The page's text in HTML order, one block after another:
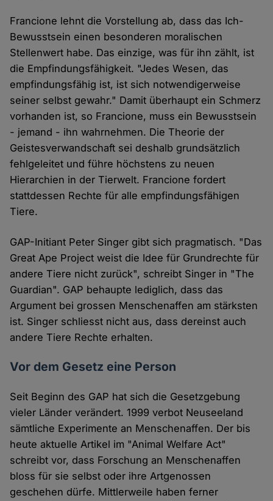
Francione lehnt die Vorstellung ab, dass das Ich-
Bewusstsein einen besonderen moralischen
Stellenwert habe. Das einzige, was für ihn zählt, ist
die Empfindungsfähigkeit. "Jedes Wesen, das
empfindungsfähig ist, ist sich notwendigerweise
seiner selbst gewahr." Damit überhaupt ein Schmerz
vorhanden ist, so Francione, muss ein Bewusstsein
- jemand - ihn wahrnehmen. Die Theorie der
Geistesverwandschaft sei deshalb grundsätzlich
fehlgeleitet und führe höchstens zu neuen
Hierarchien in der Tierwelt. Francione fordert
stattdessen Rechte für alle empfindungsfähigen
Tiere.
GAP-Initiant Peter Singer gibt sich pragmatisch. "Das
Great Ape Project weist die Idee für Grundrechte für
andere Tiere nicht zurück", schreibt Singer in "The
Guardian". GAP behaupte lediglich, dass das
Argument bei grossen Menschenaffen am stärksten
ist. Singer schliesst nicht aus, dass dereinst auch
andere Tiere Rechte erhalten.
Vor dem Gesetz eine Person
Seit Beginn des GAP hat sich die Gesetzgebung
vieler Länder verändert. 1999 verbot Neuseeland
sämtliche Experimente an Menschenaffen. Der bis
heute aktuelle Artikel im "Animal Welfare Act"
schreibt vor, dass Forschung an Menschenaffen
bloss für sie selbst oder ihre Artgenossen
geschehen dürfe. Mittlerweile haben ferner